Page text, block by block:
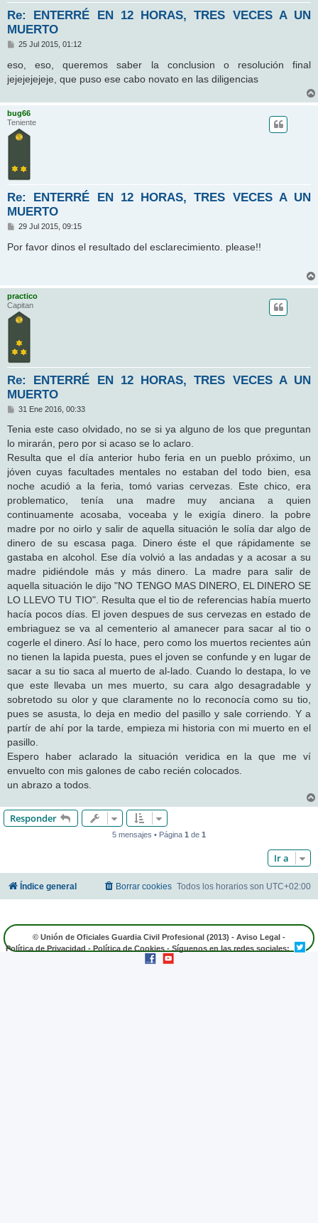
Re: ENTERRÉ EN 12 HORAS, TRES VECES A UN
MUERTO
M
n
s
a
25 Jul 2015, 01:12
eso, eso, queremos saber la conclusion o resolución final
jejejejejeje, que puso ese cabo novato en las diligencias
bug66
Teniente
Re: ENTERRÉ EN 12 HORAS, TRES VECES A UN
MUERTO
M
n
29 Jul 2015, 09:15
Por favor dinos el resultado del esclarecimiento. please!!
practico
Capitan
Re: ENTERRÉ EN 12 HORAS, TRES VECES A UN
MUERTO
M
n
a
j
e
31 Ene 2016, 00:33
Tenia este caso olvidado, no se si ya alguno de los que preguntan
lo mirarán, pero por si acaso se lo aclaro.
Resulta que el día anterior hubo feria en un pueblo próximo, un
jóven cuyas facultades mentales no estaban del todo bien, esa
noche acudió a la feria, tomó varias cervezas. Este chico, era
problematico, tenía una madre muy anciana a quien
continuamente acosaba, voceaba y le exigía dinero. la pobre
madre por no oirlo y salir de aquella situación le solía dar algo de
dinero de su escasa paga. Dinero éste el que rápidamente se
gastaba en alcohol. Ese día volvió a las andadas y a acosar a su
madre pidiéndole más y más dinero. La madre para salir de
aquella situación le dijo "NO TENGO MAS DINERO, EL DINERO SE
LO LLEVO TU TIO". Resulta que el tio de referencias había muerto
hacía pocos días. El joven despues de sus cervezas en estado de
embriaguez se va al cementerio al amanecer para sacar al tio o
cogerle el dinero. Así lo hace, pero como los muertos recientes aún
no tienen la lapida puesta, pues el joven se confunde y en lugar de
sacar a su tio saca al muerto de al-lado. Cuando lo destapa, lo ve
que este llevaba un mes muerto, su cara algo desagradable y
sobretodo su olor y que claramente no lo reconocía como su tio,
pues se asusta, lo deja en medio del pasillo y sale corriendo. Y a
partír de ahí por la tarde, empieza mi historia con mi muerto en el
pasillo.
Espero haber aclarado la situación veridica en la que me ví
envuelto con mis galones de cabo recién colocados.
un abrazo a todos.
Responder
5 mensajes • Página 1 de 1
Ir a
Índice general Todos los horarios son UTC+02:00
Borrar cookies
© Unión de Oficiales Guardia Civil Profesional (2013) - Aviso Legal -
Política de Privacidad-Política de Cookies- Síguenos en las redes sociales: